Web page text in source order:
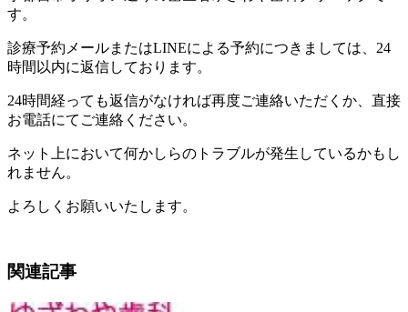
す。
診療予約メールまたはLINEによる予約につきましては、24
時間以内に返信しております。
24時間経っても返信がなければ再度ご連絡いただくか、直接
お電話にてご連絡ください。
ネット上において何かしらのトラブルが発生しているかもし
れません。
よろしくお願いいたします。
関連記事